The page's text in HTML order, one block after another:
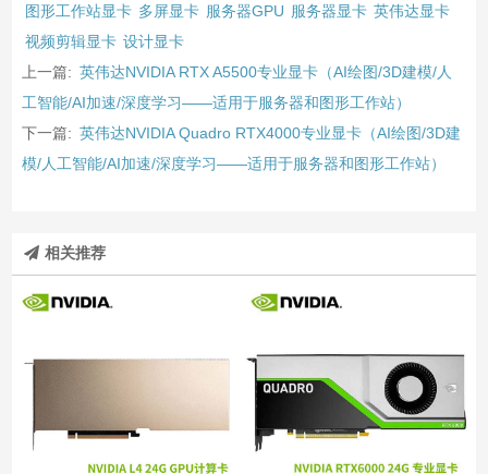
图形工作站显卡 多屏显卡 服务器GPU 服务器显卡 英伟达显卡
视频剪辑显卡 设计显卡
上一篇: 英伟达NVIDIA RTX A5500专业显卡（AI绘图/3D建模/人
工智能/AI加速/深度学习——适用于服务器和图形工作站）
下一篇: 英伟达NVIDIA Quadro RTX4000专业显卡（AI绘图/3D建
模/人工智能/AI加速/深度学习——适用于服务器和图形工作站）
相关推荐